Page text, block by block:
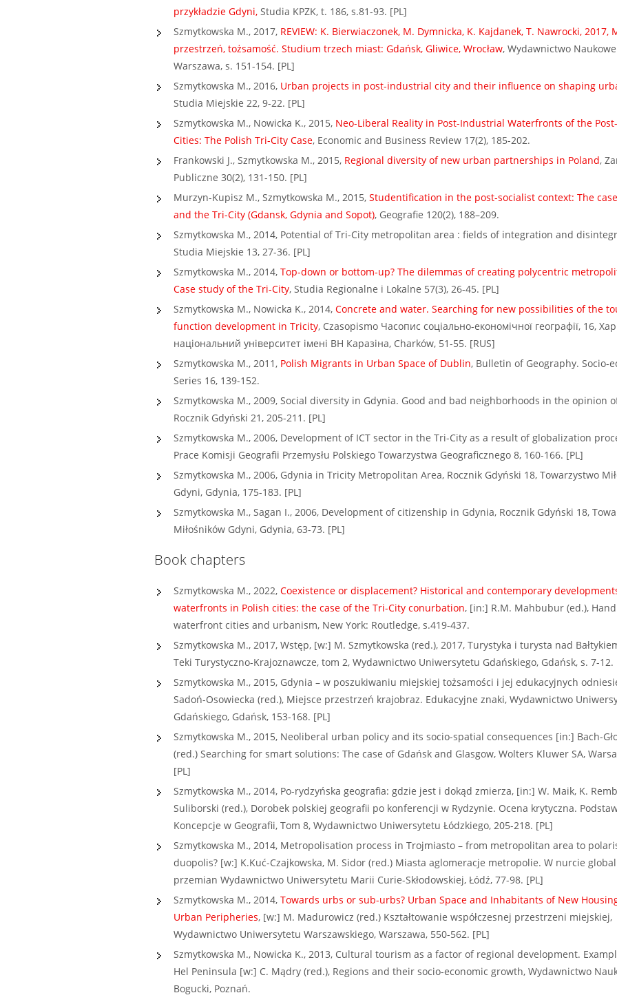
przykładzie Gdyni, Studia KPZK, t. 186, s.81-93. [PL]
Szmytkowska M., 2017, REVIEW: K. Bierwiaczonek, M. Dymnicka, K. Kajdanek, T. Nawrocki, 2017,
przestrzeń, tożsamość. Studium trzech miast: Gdańsk, Gliwice, Wrocław, Wydawnictwo
Warszawa, s. 151-154. [PL]
Szmytkowska M., 2016, Urban projects in post-industrial city and their influence on shaping
Studia Miejskie 22, 9-22. [PL]
Szmytkowska M., Nowicka K., 2015, Neo-Liberal Reality in Post-Industrial Waterfronts of the
Cities: The Polish Tri-City Case, Economic and Business Review 17(2), 185-202.
Frankowski J., Szmytkowska M., 2015, Regional diversity of new urban partnerships in Poland,
Publiczne 30(2), 131-150. [PL]
Murzyn-Kupisz M., Szmytkowska M., 2015, Studentification in the post-socialist context: The
and the Tri-City (Gdansk, Gdynia and Sopot), Geografie 120(2), 188–209.
Szmytkowska M., 2014, Potential of Tri-City metropolitan area : fields of integration and
Studia Miejskie 13, 27-36. [PL]
Szmytkowska M., 2014, Top-down or bottom-up? The dilemmas of creating polycentric
Case study of the Tri-City, Studia Regionalne i Lokalne 57(3), 26-45. [PL]
Szmytkowska M., Nowicka K., 2014, Concrete and water. Searching for new possibilities of the
function development in Tricity, Czasopismo Часопис соціально-економічної географії, 16,
національний університет імені ВН Каразіна, Charków, 51-55. [RUS]
Szmytkowska M., 2011, Polish Migrants in Urban Space of Dublin, Bulletin of Geography. Socio-
Series 16, 139-152.
Szmytkowska M., 2009, Social diversity in Gdynia. Good and bad neighborhoods in the opinion
Rocznik Gdyński 21, 205-211. [PL]
Szmytkowska M., 2006, Development of ICT sector in the Tri-City as a result of globalization
Prace Komisji Geografii Przemysłu Polskiego Towarzystwa Geograficznego 8, 160-166. [PL]
Szmytkowska M., 2006, Gdynia in Tricity Metropolitan Area, Rocznik Gdyński 18, Towarzystwo
Gdyni, Gdynia, 175-183. [PL]
Szmytkowska M., Sagan I., 2006, Development of citizenship in Gdynia, Rocznik Gdyński 18,
Miłośników Gdyni, Gdynia, 63-73. [PL]
Book chapters
Szmytkowska M., 2022, Coexistence or displacement? Historical and contemporary
waterfronts in Polish cities: the case of the Tri-City conurbation, [in:] R.M. Mahbubur (ed.),
waterfront cities and urbanism, New York: Routledge, s.419-437.
Szmytkowska M., 2017, Wstęp, [w:] M. Szmytkowska (red.), 2017, Turystyka i turysta nad
Teki Turystyczno-Krajoznawcze, tom 2, Wydawnictwo Uniwersytetu Gdańskiego, Gdańsk, s. 7-12.
Szmytkowska M., 2015, Gdynia – w poszukiwaniu miejskiej tożsamości i jej edukacyjnych
Sadoń-Osowiecka (red.), Miejsce przestrzeń krajobraz. Edukacyjne znaki, Wydawnictwo
Gdańskiego, Gdańsk, 153-168. [PL]
Szmytkowska M., 2015, Neoliberal urban policy and its socio-spatial consequences [in:] Bach-
(red.) Searching for smart solutions: The case of Gdańsk and Glasgow, Wolters Kluwer SA,
[PL]
Szmytkowska M., 2014, Po-rydzyńska geografia: gdzie jest i dokąd zmierza, [in:] W. Maik, K.
Suliborski (red.), Dorobek polskiej geografii po konferencji w Rydzynie. Ocena krytyczna.
Koncepcje w Geografii, Tom 8, Wydawnictwo Uniwersytetu Łódzkiego, 205-218. [PL]
Szmytkowska M., 2014, Metropolisation process in Trojmiasto – from metropolitan area to
duopolis? [w:] K.Kuć-Czajkowska, M. Sidor (red.) Miasta aglomeracje metropolie. W nurcie
przemian Wydawnictwo Uniwersytetu Marii Curie-Skłodowskiej, Łódź, 77-98. [PL]
Szmytkowska M., 2014, Towards urbs or sub-urbs? Urban Space and Inhabitants of New
Urban Peripheries, [w:] M. Madurowicz (red.) Kształtowanie współczesnej przestrzeni miejskiej,
Wydawnictwo Uniwersytetu Warszawskiego, Warszawa, 550-562. [PL]
Szmytkowska M., Nowicka K., 2013, Cultural tourism as a factor of regional development.
Hel Peninsula [w:] C. Mądry (red.), Regions and their socio-economic growth, Wydawnictwo
Bogucki, Poznań.